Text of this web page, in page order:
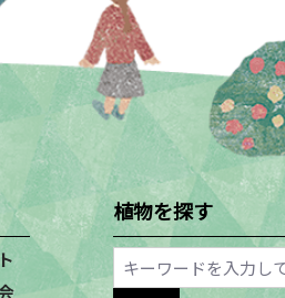
植物を探す